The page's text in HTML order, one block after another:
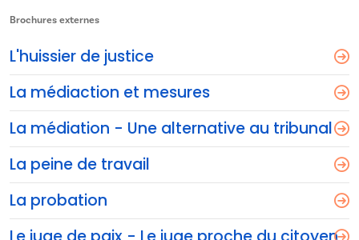
Brochures externes
L'huissier de justice
La médiaction et mesures
La médiation - Une alternative au tribunal
La peine de travail
La probation